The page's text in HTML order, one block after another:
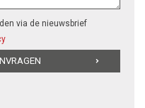
via de nieuwsbrief